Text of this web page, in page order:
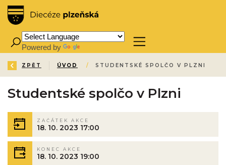
Powered by
ZPĚT ÚVOD / STUDENTSKÉ SPOLČO V PLZNI
Studentské spolčo v Plzni
ZAČÁTEK AKCE
18. 10. 2023 17:00
KONEC AKCE
18. 10. 2023 19:00